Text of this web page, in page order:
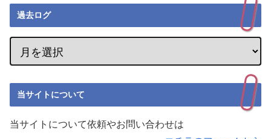
過去ログ
当サイトについて
当サイトについて依頼やお問い合わせは